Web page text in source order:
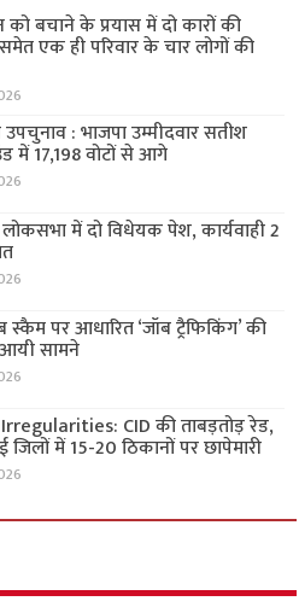
को बचाने के प्रयास में दो कारों की
एक ही परिवार के चार लोगों की
: भाजपा उम्मीदवार सतीश
में 17,198 वोटों से आगे
में दो विधेयक पेश, कार्यवाही 2
पर आधारित ‘जॉब ट्रैफिकिंग’ की
सामने
CID की ताबड़तोड़ रेड,
में 15-20 ठिकानों पर छापेमारी